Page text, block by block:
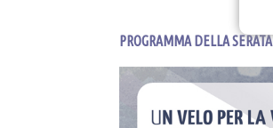
PROGRAMMA DELLA SERATA